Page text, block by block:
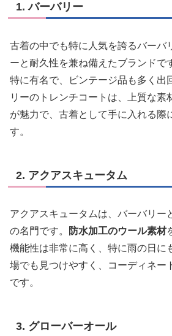
1. バーバリー
古着の中でも特に人気を誇るバーバ
ーと耐久性を兼ね備えたブランドで
特に有名で、ビンテージ品も多く出
リーのトレンチコートは、上質な素
が魅力で、古着として手に入れる際
す。
2. アクアスキュータム
アクアスキュータムは、バーバリー
の名門です。
防水加工のウール素材
機能性は非常に高く、特に雨の日に
場でも見つけやすく、コーディネー
です。
3. グローバーオール